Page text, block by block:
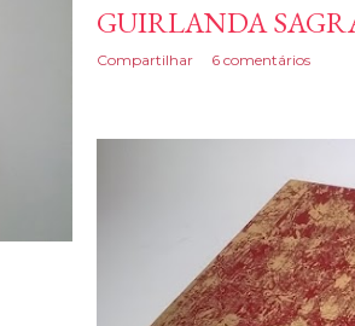
GUIRLANDA
Compartilhar 6 comentários